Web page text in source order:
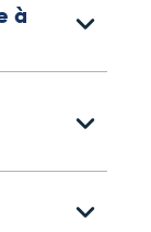
à